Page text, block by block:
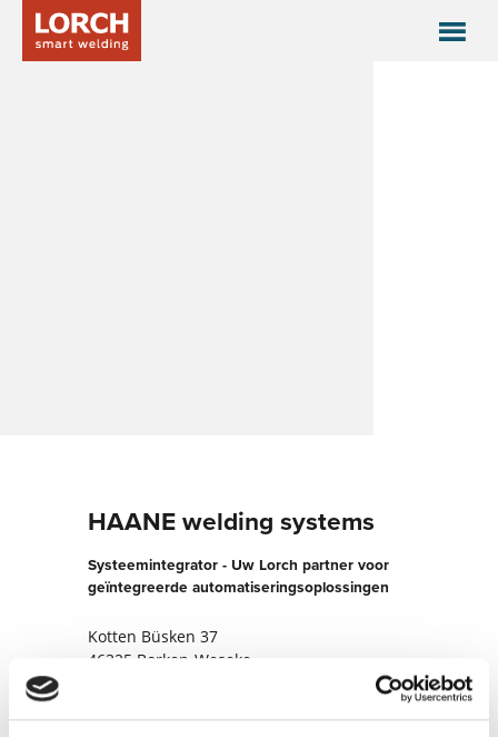
HAANE welding systems
Systeemintegrator - Uw Lorch partner voor
geïntegreerde automatiseringsoplossingen
Kotten Büsken 37
46325 Borken-Weseke
+4928625898120